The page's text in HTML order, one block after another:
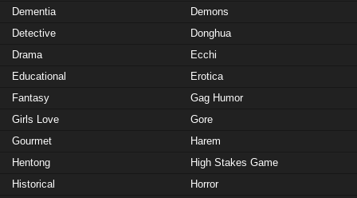
Dementia
Demons
Detective
Donghua
Drama
Ecchi
Educational
Erotica
Fantasy
Gag Humor
Girls Love
Gore
Gourmet
Harem
Hentong
High Stakes Game
Historical
Horror